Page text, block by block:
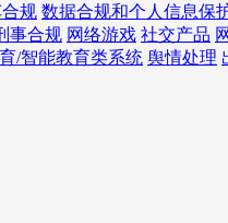
规 数据合规和个人信息保
事合规 网络游戏 社交产品
/智能教育类系统 舆情处理